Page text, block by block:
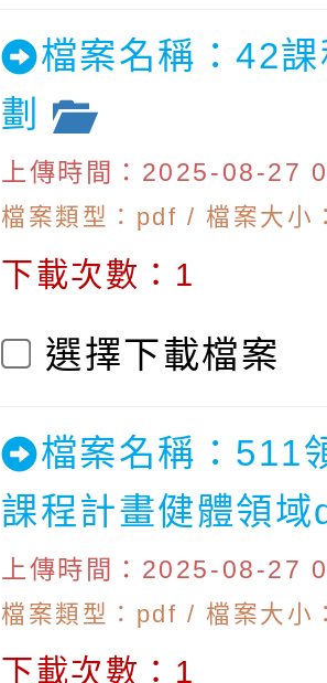
檔案名稱：42
劃
上傳時間：2025-08-27
檔案類型：pdf / 檔案大小
下載次數：1
選擇下載檔案
檔案名稱：511
課程計畫健體領
上傳時間：2025-08-27
檔案類型：pdf / 檔案大小
下載次數：1